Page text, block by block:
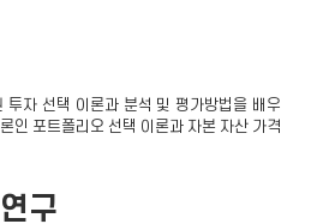
투자 선택 이론과 분석 및 평가방법을 배우
인 포트폴리오 선택 이론과 자본 자산 가격
구